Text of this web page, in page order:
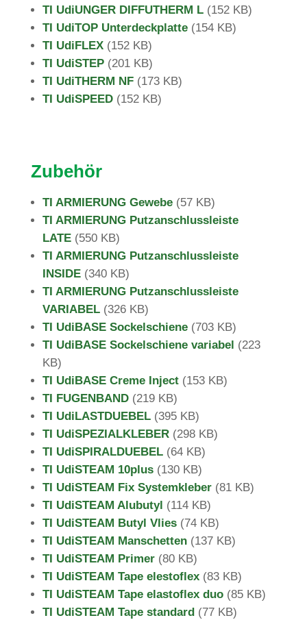
TI Udi­UNGER DIFFUTHERM L(152 KB)
TI UdiTOP Unter­deck­platte(154 KB)
TI UdiFLEX(152 KB)
TI UdiSTEP(201KB)
TI Udi­THERM NF(173 KB)
TI UdiSPEED(152 KB)
Zubehör
TI ARMIERUNG Gewebe(57 KB)
TI ARMIERUNG Putz­an­schluss­leiste
LATE(550 KB)
TI ARMIERUNG Putz­an­schluss­leiste
INSIDE(340 KB)
TI ARMIERUNG Putz­an­schluss­leiste
VARIABEL(326 KB)
TI Udi­BASE Sockel­schiene(703 KB)
TI Udi­BASE Sockel­schiene variabel (223
KB)
TI Udi­BASE Creme Inject(153 KB)
TI FUGENBAND(219 KB)
TI Udi­LAST­DUEBEL(395 KB)
TI Udi­SPE­ZI­AL­KLEBER(298 KB)
TI UdiS­PI­RALD­UEBEL(64 KB)
TI UdiS­TEAM 10plus(130 KB)
TI UdiS­TEAM Fix Sys­tem­kleber(81 KB)
TI UdiS­TEAM Alu­butyl (114 KB)
TI UdiS­TEAM Butyl Vlies(74 KB)
TI UdiS­TEAM Man­schetten(137 KB)
TI UdiS­TEAM Primer(80 KB)
TI UdiS­TEAM Tape ele­sto­flex(83 KB)
TI UdiS­TEAM Tape ela­s­to­flex duo(85 KB)
TI UdiS­TEAM Tape stan­dard (77 KB)